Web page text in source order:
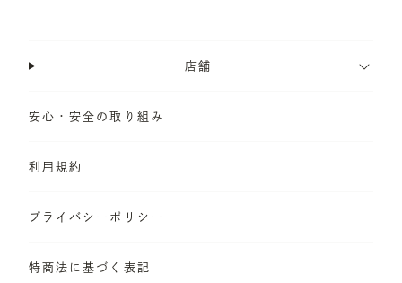
店舗
安心・安全の取り組み
利用規約
プライバシーポリシー
特商法に基づく表記